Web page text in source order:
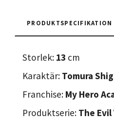
PRODUKTSPECIFIKATION
Storlek: 13 cm
Karaktär: Tomura
Franchise: My Hero
Produktserie: The